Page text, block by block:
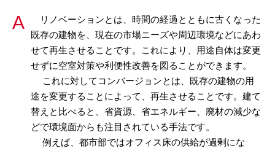
リノベーションとは、時間の経過とともに古くなった
既存の建物を、現在の市場ニーズや周辺環境などにあわ
せて再生させることです。これにより、用途自体は変更
せずに空室対策や利便性改善を図ることができます。
これに対してコンバージョンとは、既存の建物の用
途を変更することによって、再生させることです。建て
替えと比べると、省資源、省エネルギー、廃材の減少な
どで環境面からも注目されている手法です。
例えば、都市部ではオフィス床の供給が過剰にな